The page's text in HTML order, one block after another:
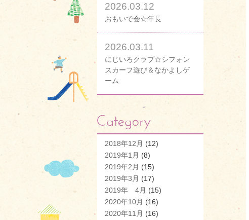
2026.03.12
おもいで会☆年長
2026.03.11
にじいろクラブ☆シフォン
スカーフ遊び＆なかよしゲ
ーム
2018年12月 (12)
2019年1月 (8)
2019年2月 (15)
2019年3月 (17)
2019年 4月 (15)
2020年10月 (16)
2020年11月 (16)